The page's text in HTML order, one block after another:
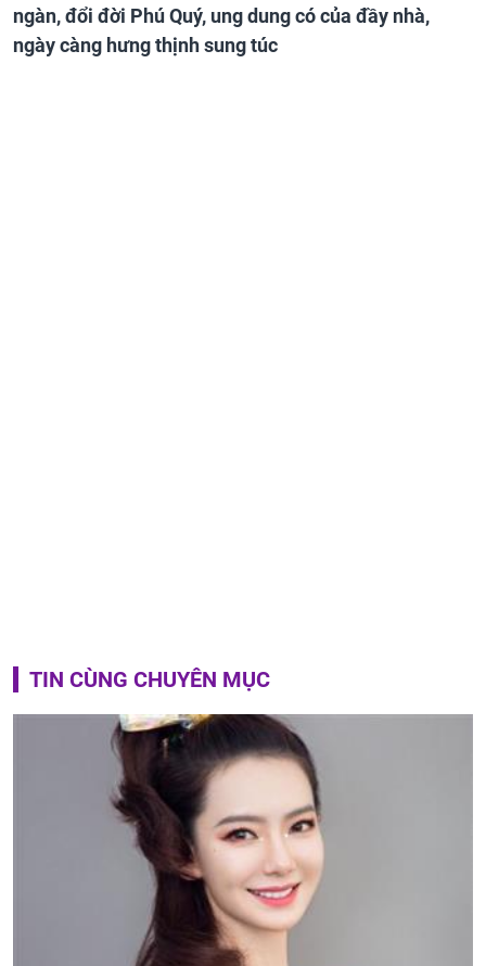
ngàn, đổi đời Phú Quý, ung dung có của đầy nhà,
ngày càng hưng thịnh sung túc
TIN CÙNG CHUYÊN MỤC